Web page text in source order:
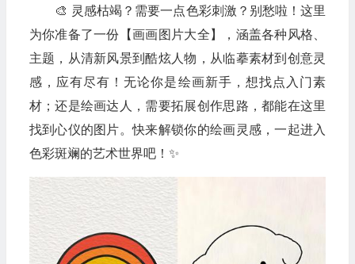
🎨 灵感枯竭？需要一点色彩刺激？别愁啦！这里
为你准备了一份【画画图片大全】，涵盖各种风格、
主题，从清新风景到酷炫人物，从临摹素材到创意灵
感，应有尽有！无论你是绘画新手，想找点入门素
材；还是绘画达人，需要拓展创作思路，都能在这里
找到心仪的图片。快来解锁你的绘画灵感，一起进入
色彩斑斓的艺术世界吧！✨